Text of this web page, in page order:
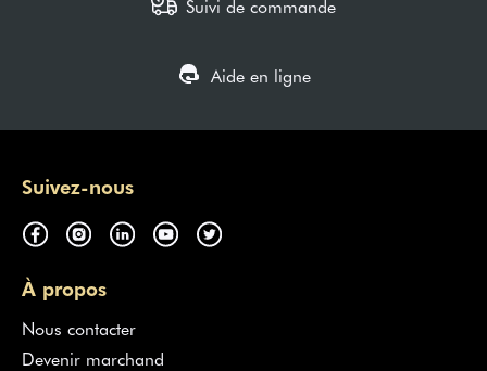
Suivi de commande
Aide en ligne
Suivez-nous
À propos
Nous contacter
Devenir marchand